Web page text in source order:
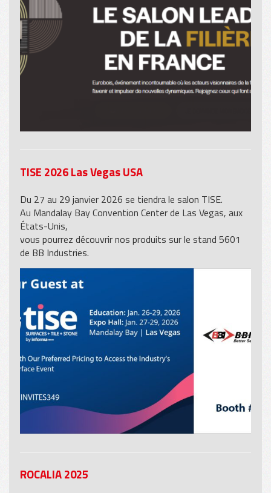
TISE 2026 Las Vegas USA
Du 27 au 29 janvier 2026 se tiendra le salon TISE.
Au Mandalay Bay Convention Center de Las Vegas, aux
États-Unis,
vous pourrez découvrir nos produits sur le stand 5601
de BB Industries.
ROCALIA 2025